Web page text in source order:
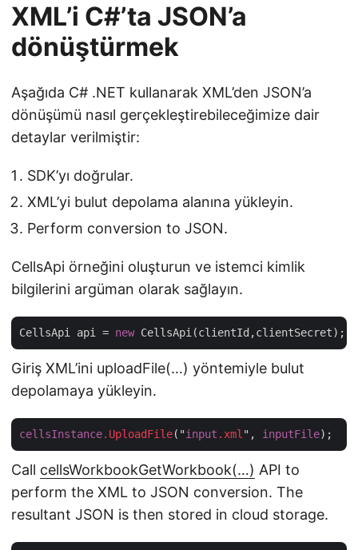
XML’i C#’ta JSON’a
dönüştürmek
Aşağıda C# .NET kullanarak XML’den JSON’a
dönüşümü nasıl gerçekleştirebileceğimize dair
detaylar verilmiştir:
SDK’yı doğrular.
XML’yi bulut depolama alanına yükleyin.
Perform conversion to JSON.
CellsApi örneğini oluşturun ve istemci kimlik
bilgilerini argüman olarak sağlayın.
CellsApi api = new
Giriş XML’ini uploadFile(…) yöntemiyle bulut
depolamaya yükleyin.
cellsInstance.UploadFile("input .xml ", inputFile
Call cellsWorkbookGetWorkbook(…) API to
perform the XML to JSON conversion. The
resultant JSON is then stored in cloud storage.